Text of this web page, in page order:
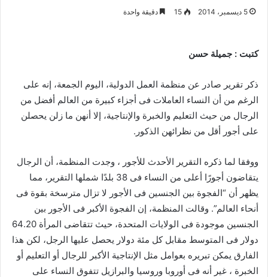
5 ديسمبر، 2014 15 دقيقة واحدة
كتبت : جميلة حسن
ذكر تقرير صادر عن منظمة العمل الدولية، اليوم الجمعة، إنه على
الرغم من أن النساء العاملات فى أجزاء كبيرة من العالم أفضل من
الرجال من حيث التعليم والخبرة والإنتاجية، إلا أنهن ما زلن يحصلن
على أجور أقل من نظرائهن الذكور.
ووفقا لما ذكره التقرير الأحدث للأجور ، وجدت المنظمة، أن الرجال
يتقاضون أجورًا أعلى من النساء فى 38 بلدًا شملها التقرير، مما
يظهر أن “الفجوة بين الجنسين فى الأجور لا تزال مترسخة بقوة فى
أنحاء العالم”. وقالت المنظمة، إن الفجوة الأكبر فى الأجور بين
الجنسين موجودة فى الولايات المتحدة، حيث تتقاضى المرأة 64.20
دولار فى المتوسط مقابل كل مئة دولار يحصل عليها الرجل، لكن هذا
الفارق يمكن تبريره بعوامل مثل الإنتاجية الأكبر للرجال أو التعليم أو
الخبرة ، غير أنه فى أوروبا وروسيا والبرازيل تتفوق النساء على